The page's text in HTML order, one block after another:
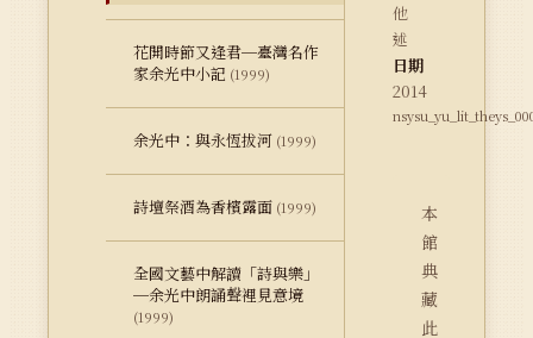
花開時節又逢君─臺灣名作
家余光中小記 (1999)
余光中：與永恆拔河 (1999)
詩壇祭酒為香檳露面 (1999)
全國文藝中解讀「詩與樂」
─余光中朗誦聲裡見意境
(1999)
他
述
日期
2014
本
館
典
藏
此